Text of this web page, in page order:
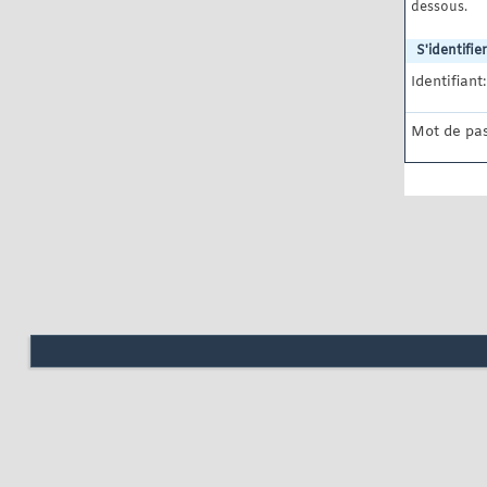
dessous.
S'identifier
Identifiant:
Mot de